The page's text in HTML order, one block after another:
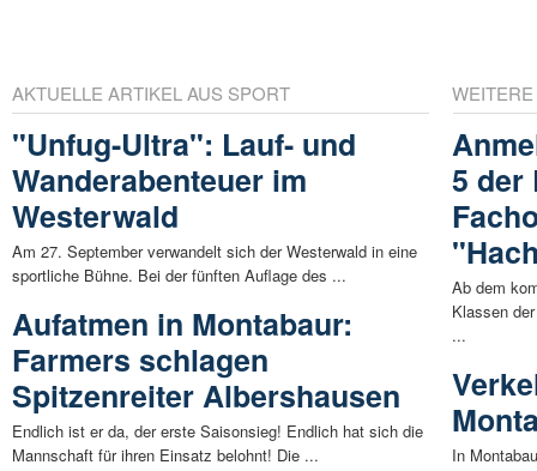
AKTUELLE ARTIKEL AUS SPORT
"Unfug-Ultra": Lauf- und
Wanderabenteuer im
Westerwald
Am 27. September verwandelt sich der Westerwald in eine
sportliche Bühne. Bei der fünften Auflage des ...
Aufatmen in Montabaur:
Farmers schlagen
Spitzenreiter Albershausen
Endlich ist er da, der erste Saisonsieg! Endlich hat sich die
Mannschaft für ihren Einsatz belohnt! Die ...
5 der
Ab dem
Klassen
...
In